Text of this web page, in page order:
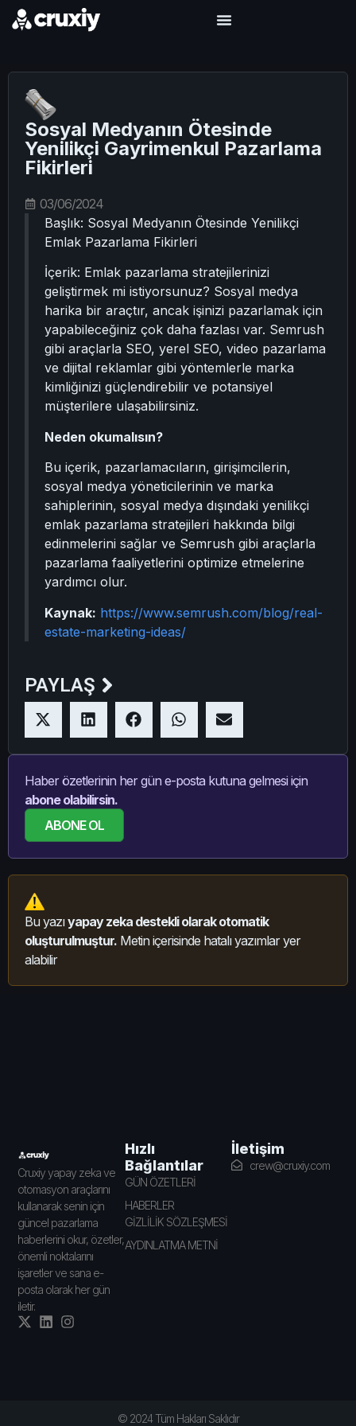
Sosyal Medyanın Ötesinde
Yenilikçi Gayrimenkul Pazarlama
Fikirleri
03/06/2024
Başlık: Sosyal Medyanın Ötesinde Yenilikçi
Emlak Pazarlama Fikirleri
İçerik: Emlak pazarlama stratejilerinizi
geliştirmek mi istiyorsunuz? Sosyal medya
harika bir araçtır, ancak işinizi pazarlamak için
yapabileceğiniz çok daha fazlası var. Semrush
gibi araçlarla SEO, yerel SEO, video pazarlama
ve dijital reklamlar gibi yöntemlerle marka
kimliğinizi güçlendirebilir ve potansiyel
müşterilere ulaşabilirsiniz.
Neden okumalısın?
Bu içerik, pazarlamacıların, girişimcilerin,
sosyal medya yöneticilerinin ve marka
sahiplerinin, sosyal medya dışındaki yenilikçi
emlak pazarlama stratejileri hakkında bilgi
edinmelerini sağlar ve Semrush gibi araçlarla
pazarlama faaliyetlerini optimize etmelerine
yardımcı olur.
Kaynak: https://www.semrush.com/blog/real-
estate-marketing-ideas/
PAYLAŞ
Haber özetlerinin her gün e-posta kutuna gelmesi için
abone olabilirsin.
ABONE OL
Bu yazıyapay zeka destekli olarak otomatik
oluşturulmuştur. Metin içerisinde hatalı yazımlar yer
alabilir
Cruxiy yapay zeka ve
otomasyon araçlarını
kullanarak senin için
güncel pazarlama
haberlerini okur, özetler,
önemli noktalarını
işaretler ve sana e-
posta olarak her gün
iletir.
Hızlı
Bağlantılar
GÜN ÖZETLERİ
HABERLER
GİZLİLİK SÖZLEŞMESİ
AYDINLATMA METNİ
İletişim
crew@cruxiy.com
© 2024 Tüm Hakları Saklıdır